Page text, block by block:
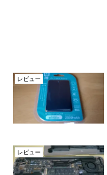
レビュー
レビュー